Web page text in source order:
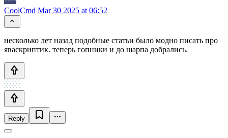
CoolCmd Mar 30 2025 at 06:52
несколько лет назад подобные статьи было модно писать про
яваскриптик. теперь гопники и до шарпа добрались.
Reply